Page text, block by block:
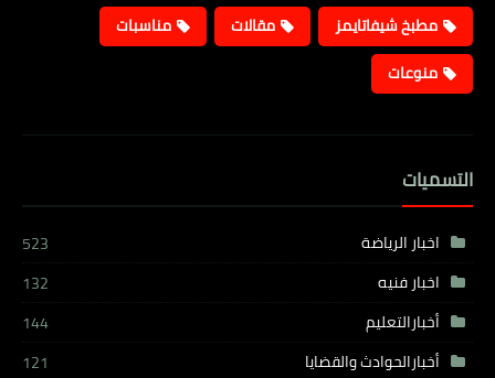
مطبخ شيفاتايمز
مقالات
مناسبات
منوعات
التسميات
اخبار الرياضة
523
اخبار فنيه
132
أخبارالتعليم
144
أخبارالحوادث والقضايا
121